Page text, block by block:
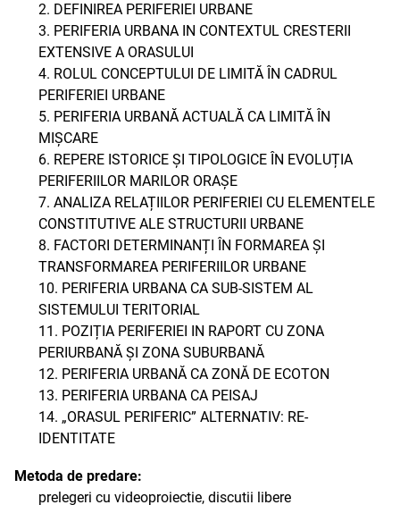
2. DEFINIREA PERIFERIEI URBANE
3. PERIFERIA URBANA IN CONTEXTUL CRESTERII
EXTENSIVE A ORASULUI
4. ROLUL CONCEPTULUI DE LIMITĂ ÎN CADRUL
PERIFERIEI URBANE
5. PERIFERIA URBANĂ ACTUALĂ CA LIMITĂ ÎN
MIȘCARE
6. REPERE ISTORICE ȘI TIPOLOGICE ÎN EVOLUȚIA
PERIFERIILOR MARILOR ORAȘE
7. ANALIZA RELAȚIILOR PERIFERIEI CU ELEMENTELE
CONSTITUTIVE ALE STRUCTURII URBANE
8. FACTORI DETERMINANȚI ÎN FORMAREA ȘI
TRANSFORMAREA PERIFERIILOR URBANE
10. PERIFERIA URBANA CA SUB-SISTEM AL
SISTEMULUI TERITORIAL
11. POZIȚIA PERIFERIEI IN RAPORT CU ZONA
PERIURBANĂ ȘI ZONA SUBURBANĂ
12. PERIFERIA URBANĂ CA ZONĂ DE ECOTON
13. PERIFERIA URBANA CA PEISAJ
14. „ORASUL PERIFERIC” ALTERNATIV: RE-
IDENTITATE
Metoda de predare:
prelegeri cu videoproiectie, discutii libere